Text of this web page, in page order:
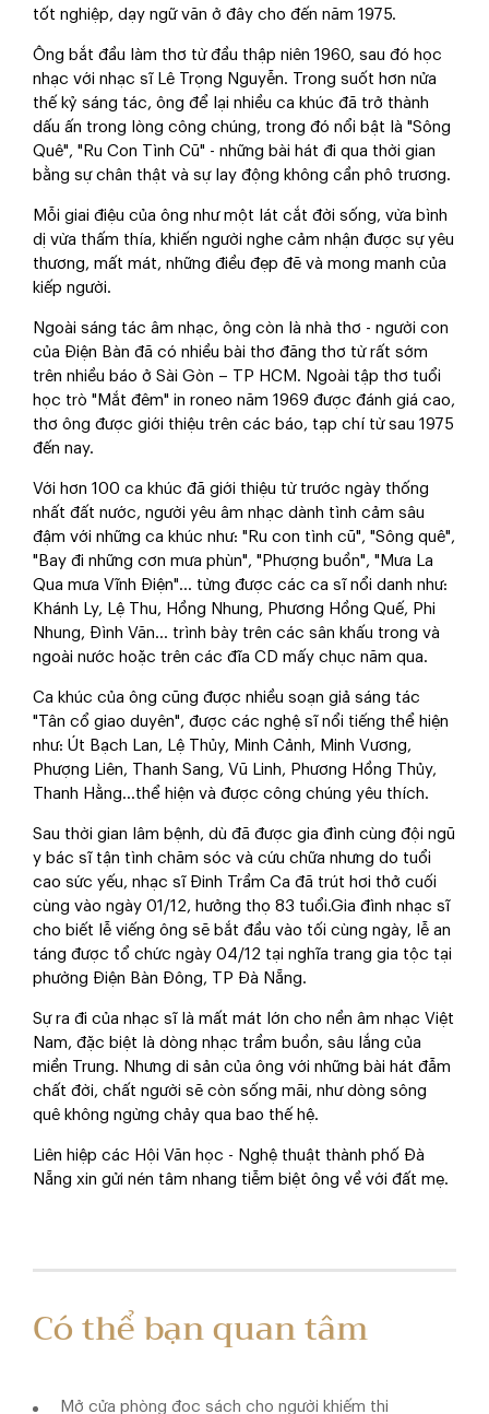
tốt nghiệp, dạy ngữ văn ở đây cho đến năm 1975.
Ông bắt đầu làm thơ từ đầu thập niên 1960, sau đó học
nhạc với nhạc sĩ Lê Trọng Nguyễn. Trong suốt hơn nửa
thế kỷ sáng tác, ông để lại nhiều ca khúc đã trở thành
dấu ấn trong lòng công chúng, trong đó nổi bật là "Sông
Quê", "Ru Con Tình Cũ" - những bài hát đi qua thời gian
bằng sự chân thật và sự lay động không cần phô trương.
Mỗi giai điệu của ông như một lát cắt đời sống, vừa bình
dị vừa thấm thía, khiến người nghe cảm nhận được sự yêu
thương, mất mát, những điều đẹp đẽ và mong manh của
kiếp người.
Ngoài sáng tác âm nhạc, ông còn là nhà thơ - người con
của Điện Bàn đã có nhiều bài thơ đăng thơ từ rất sớm
trên nhiều báo ở Sài Gòn – TP HCM. Ngoài tập thơ tuổi
học trò "Mắt đêm" in roneo năm 1969 được đánh giá cao,
thơ ông được giới thiệu trên các báo, tạp chí từ sau 1975
đến nay.
Với hơn 100 ca khúc đã giới thiệu từ trước ngày thống
nhất đất nước, người yêu âm nhạc dành tình cảm sâu
đậm với những ca khúc như: "Ru con tình cũ", "Sông quê",
"Bay đi những cơn mưa phùn", "Phượng buồn", "Mưa La
Qua mưa Vĩnh Điện"… từng được các ca sĩ nổi danh như:
Khánh Ly, Lệ Thu, Hồng Nhung, Phương Hồng Quế, Phi
Nhung, Đình Văn… trình bày trên các sân khấu trong và
ngoài nước hoặc trên các đĩa CD mấy chục năm qua.
Ca khúc của ông cũng được nhiều soạn giả sáng tác
"Tân cổ giao duyên", được các nghệ sĩ nổi tiếng thể hiện
như: Út Bạch Lan, Lệ Thủy, Minh Cảnh, Minh Vương,
Phượng Liên, Thanh Sang, Vũ Linh, Phương Hồng Thủy,
Thanh Hằng…thể hiện và được công chúng yêu thích.
Sau thời gian lâm bệnh, dù đã được gia đình cùng đội ngũ
y bác sĩ tận tình chăm sóc và cứu chữa nhưng do tuổi
cao sức yếu, nhạc sĩ Đinh Trầm Ca đã trút hơi thở cuối
cùng vào ngày 01/12, hưởng thọ 83 tuổi.Gia đình nhạc sĩ
cho biết lễ viếng ông sẽ bắt đầu vào tối cùng ngày, lễ an
táng được tổ chức ngày 04/12 tại nghĩa trang gia tộc tại
phường Điện Bàn Đông, TP Đà Nẵng.
Sự ra đi của nhạc sĩ là mất mát lớn cho nền âm nhạc Việt
Nam, đặc biệt là dòng nhạc trầm buồn, sâu lắng của
miền Trung. Nhưng di sản của ông với những bài hát đẫm
chất đời, chất người sẽ còn sống mãi, như dòng sông
quê không ngừng chảy qua bao thế hệ.
Liên hiệp các Hội Văn học - Nghệ thuật thành phố Đà
Nẵng xin gửi nén tâm nhang tiễm biệt ông về với đất mẹ.
Có thể bạn quan tâm
Mở cửa phòng đọc sách cho người khiếm thị